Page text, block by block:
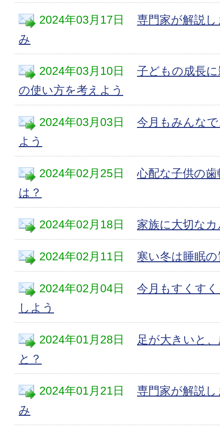
2024年03月17日
専門家が解説
み
2024年03月10日
子どもの成長
の使い方を考えよう
2024年03月03日
今月もみんな
よう
2024年02月25日
心配な子供の
は？
2024年02月18日 家族に大切な
2024年02月11日 寒い冬は睡眠
2024年02月04日
今月もすくす
しよう
2024年01月28日
足が大きいと
と？
2024年01月21日
専門家が解説
み